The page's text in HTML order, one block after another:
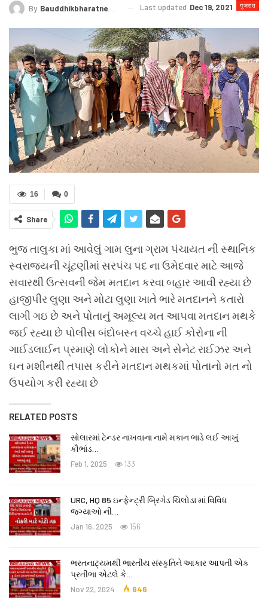
गुजरात
By Bauddhikbharatnews@gmail.com Last updated Dec 19, 2021
0
16
Share
ભુજ તાલુકા માં આવેલું ગામ લુના ગ્રામ પંચાયત ની સ્થાનિક
સ્વરાજ્યની ચૂંટણીમાં સરપંચ પદ ના ઉમેદવાર માટે આજે
સવારથી ઉત્સવની જેમ મતદાન કરવા બહાર આવી રહ્યા છે
હાજીપીર લુણા અને મોટા લુણા ખાતે ભારે મતદાનને કતારો
લાગી ગઇ છે અને પોતાનું અમૂલ્ય મત આપવા મતદાન મથકે
જઈ રહ્યા છે પોલીસ બંદોબસ્ત વચ્ચે હાઈ કોરોના ની
ગાઈડલાઈન પ્રમાણે લોકોને માસ અને સેનેટ રાઈઝર અને
ઘન મશીનથી તપાસ કરીને મતદાન મથકમાં પોતાનો મત નો
ઉપયોગ કરી રહ્યા છે
RELATED POSTS
સોલારમાં ટેન્ડર નાખવાના નામે મકાન ભાડે લઈ આખું
કૌભાંડ…
Feb 1, 2025 133
URC, HQ 85 ઇન્ફેન્ટ્રી બ્રિગેડ ચિલોડા માં વિવિધ
જગ્યાઓ ની…
Jan 16, 2025 156
ભરતનાટ્યમથી ભારતીય સંસ્કૃતિને આકાર આપતી એક
પ્રતીભા એટલે કે‌…
Nov 22, 2024 646